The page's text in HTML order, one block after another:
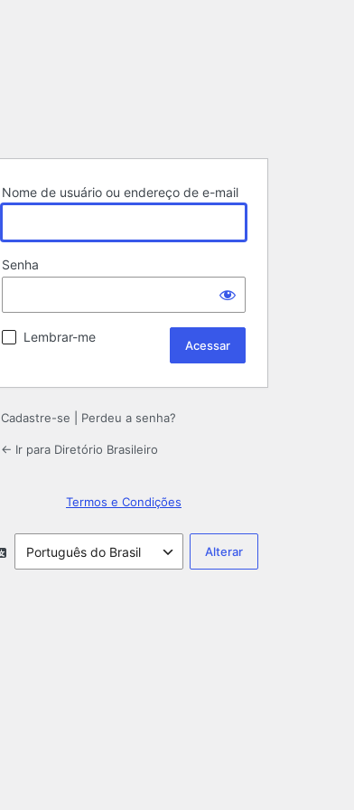
Nome de usuário ou endereço de e-mail
Senha
Lembrar-me
Cadastre-se Perdeu a senha?
← Ir para Diretório Brasileiro
Termos e Condições
Idioma